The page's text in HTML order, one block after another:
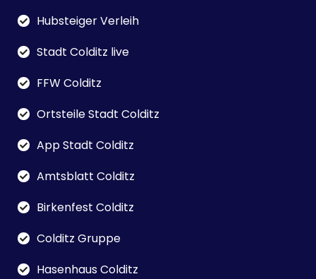
Hubsteiger Verleih
Stadt Colditz live
FFW Colditz
Ortsteile Stadt Colditz
App Stadt Colditz
Amtsblatt Colditz
Birkenfest Colditz
Colditz Gruppe
Hasenhaus Colditz